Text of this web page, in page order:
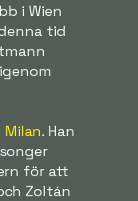
i Wien
tid
Milan. Han
för att
Zoltán